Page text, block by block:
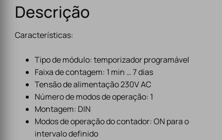
Descrição
Características:
Tipo de módulo: temporizador programável
Faixa de contagem: 1 min … 7 dias
Tensão de alimentação 230V AC
Número de modos de operação: 1
Montagem: DIN
Modos de operação do contador: ON para o
intervalo definido